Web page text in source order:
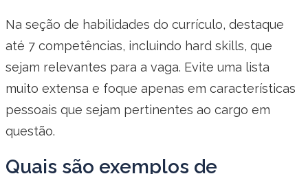
Na seção de habilidades do currículo, destaque
até 7 competências, incluindo hard skills, que
sejam relevantes para a vaga. Evite uma lista
muito extensa e foque apenas em características
pessoais que sejam pertinentes ao cargo em
questão.
Quais são exemplos de